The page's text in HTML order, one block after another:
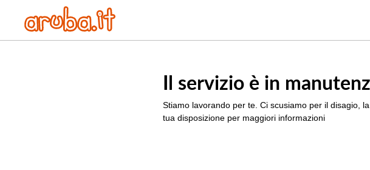
Il servizio è in
Stiamo lavorando per te. Ci scusiamo per il disagio,
tua disposizione per maggiori informazioni